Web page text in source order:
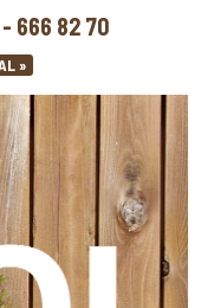
666 82 70